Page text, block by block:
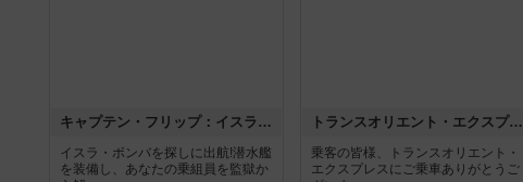
キャプテン・フリップ：イスラ・ボンバ
イスラ・ボンバを探しに出航!潜水艦
を装備し、あなたの乗組員を監獄か
トランスオリエント・エクスプレス
乗客の皆様、トランスオリエント・
エクスプレスにご乗車ありがとうご